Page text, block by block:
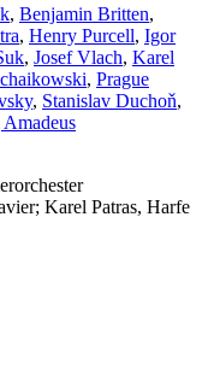
, Benjamin Britten,
, Henry Purcell, Igor
, Josef Vlach, Karel
, Prague
, Stanislav Duchoň,
Karel Patras, Harfe